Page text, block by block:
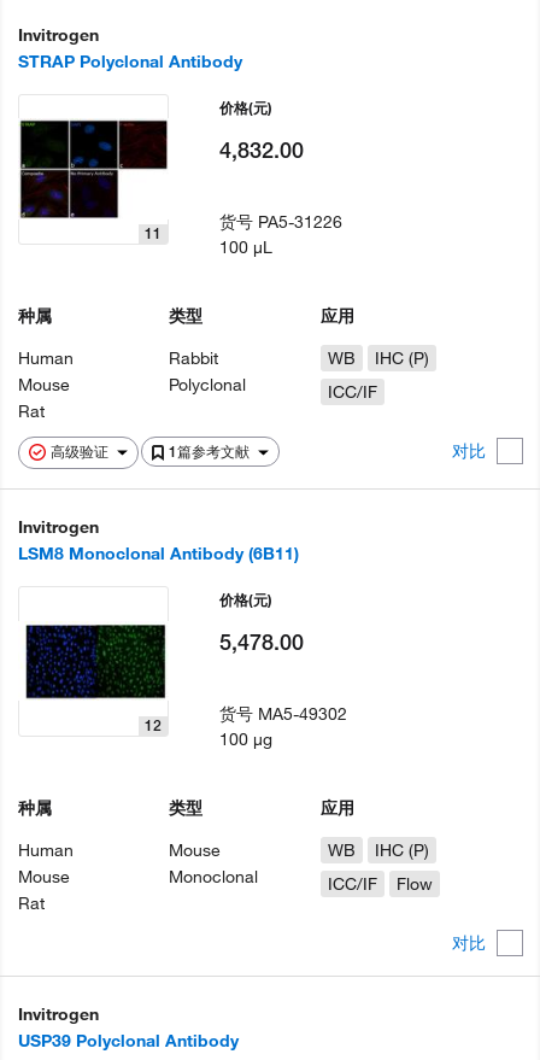
Invitrogen
STRAP Polyclonal Antibody
高级验证 1篇参考文献 对比
11
种属
Human
Mouse
Rat
类型
Rabbit
Polyclonal
应用
WB
IHC (P)
ICC/IF
价格(元)
4,832.00
货号 PA5-31226
100 µL
Invitrogen
LSM8 Monoclonal Antibody (6B11)
对比
12
种属
Human
Mouse
Rat
类型
Mouse
Monoclonal
应用
WB
IHC (P)
ICC/IF
Flow
价格(元)
5,478.00
货号 MA5-49302
100 µg
Invitrogen
USP39 Polyclonal Antibody